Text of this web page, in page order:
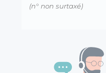
(n° non surtaxé)